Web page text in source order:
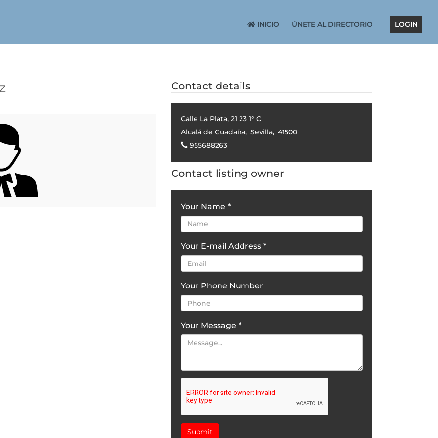
INICIO ÚNETE AL DIRECTORIO LOGIN
Contact details
Calle La Plata, 21 23 1° C
Alcalá de Guadaíra, Sevilla, 41500
955688263
Contact listing owner
Your Name *
Your E-mail Address *
Your Phone Number
Your Message *
Submit